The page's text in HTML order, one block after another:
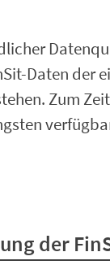
Daten der
Zum
der